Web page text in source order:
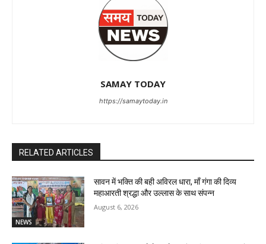
SAMAY TODAY
https://samaytoday.in
RELATED ARTICLES
NEWS
सावन में भक्ति की बही अविरल धारा, माँ गंगा की दिव्य
महाआरती श्रद्धा और उल्लास के साथ संपन्न
August 6, 2026